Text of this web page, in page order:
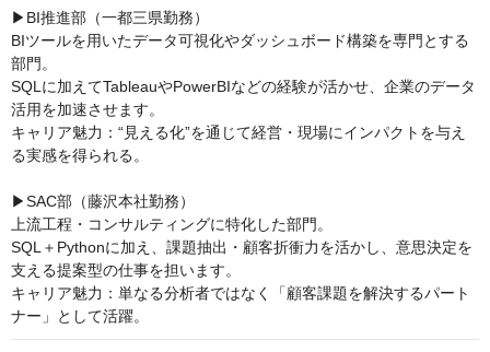
▶BI推進部（一都三県勤務）
BIツールを用いたデータ可視化やダッシュボード構築を専門とする
部門。
SQLに加えてTableauやPowerBIなどの経験が活かせ、企業のデータ
活用を加速させます。
キャリア魅力：“見える化”を通じて経営・現場にインパクトを与え
る実感を得られる。
▶SAC部（藤沢本社勤務）
上流工程・コンサルティングに特化した部門。
SQL＋Pythonに加え、課題抽出・顧客折衝力を活かし、意思決定を
支える提案型の仕事を担います。
キャリア魅力：単なる分析者ではなく「顧客課題を解決するパート
ナー」として活躍。